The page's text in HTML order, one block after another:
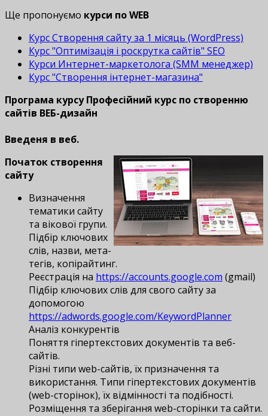
Ще пропонуємо курси по WEB
Курс Створення сайту за 1 місяць (WordPress)
Курс "Оптимізація і роскрутка сайтів" SEO
Курси Интернет-маркетолога (SMM менеджер)
Курс "Створення інтернет-магазина"
Програма курсу Професійний курс по створенню
сайтів ВЕБ-дизайн
Введеня в веб.
Початок створення
сайту
Визначення
тематики сайту
та вікової групи.
Підбір ключових
слів, назви, мета-
тегів, копірайтинг.
Реєстрація на https://accounts.google.com (gmail)
Підбір ключових слів для свого сайту за
допомогою
https://adwords.google.com/KeywordPlanner
Аналіз конкурентів
Поняття гіпертекстових документів та веб-
сайтів.
Різні типи web-сайтів, їх призначення та
використання. Типи гіпертекстових документів
(web-сторінок), їх відмінності та подібності.
Розміщення та зберігання web-сторінки та сайти.